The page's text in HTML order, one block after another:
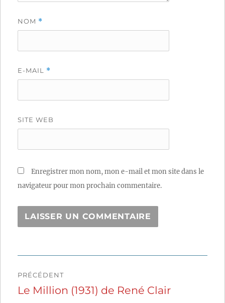
NOM *
E-MAIL *
SITE WEB
Enregistrer mon nom, mon e-mail et mon site dans le
navigateur pour mon prochain commentaire.
de
PRÉCÉDENT
Publication
Le Million (1931) de René Clair